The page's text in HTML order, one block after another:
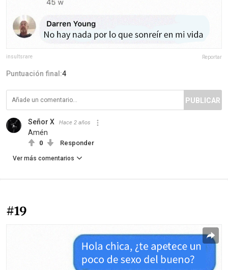
insultsrare Reportar
Puntuación final:4
PUBLICAR
Señor X Hace 2 años
Amén
0 Responder
Ver más comentarios
#19